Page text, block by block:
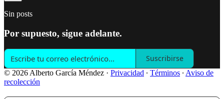
Sin posts
Por supuesto, sigue adelante.
Suscribirse
© 2026 Alberto García Méndez · Privacidad ∙ Términos ∙ Aviso de
recolección